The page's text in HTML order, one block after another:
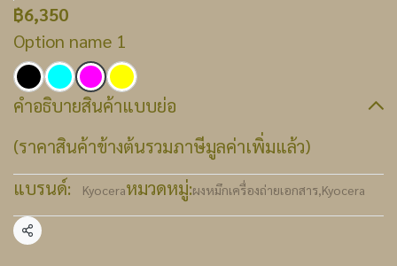
฿6,350
Option name 1
คำอธิบายสินค้าแบบย่อ
(ราคาสินค้าข้างต้นรวมภาษีมูลค่าเพิ่มแล้ว)
แบรนด์:
Kyoceraหมวดหมู่:ผงหมึกเครื่องถ่ายเอกสาร,Kyocera
แชร์